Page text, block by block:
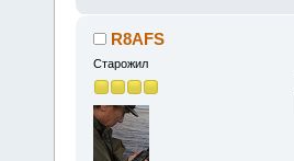
R8AFS
Старожил